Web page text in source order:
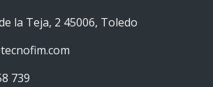
la Teja, 2 45006, Toledo
739